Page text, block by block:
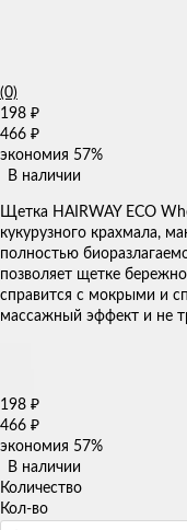
(0)
198 ₽
466 ₽
экономия 57%
В наличии
Щетка HAIRWAY ECO
кукурузного крахмала,
полностью
позволяет щетке
справится с мокрыми и
массажный эффект и не
198 ₽
466 ₽
экономия 57%
В наличии
Количество
Кол-во